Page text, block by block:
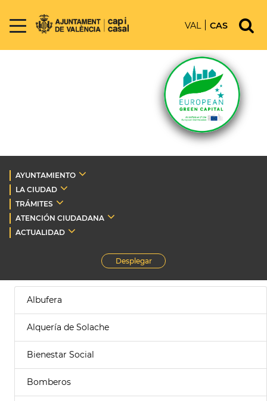
VAL CAS
AYUNTAMIENTO
LA CIUDAD
TRÁMITES
ATENCIÓN CIUDADANA
ACTUALIDAD
Desplegar
Albufera
Alquería de Solache
Bienestar Social
Bomberos